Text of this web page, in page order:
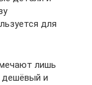
для
лишь
дешёвый и